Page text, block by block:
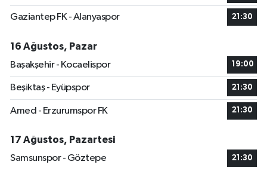
Gaziantep FK - Alanyaspor 21:30
16 Ağustos, Pazar
Başakşehir - Kocaelispor
19:00
Beşiktaş - Eyüpspor 21:30
Amed - Erzurumspor FK 21:30
17 Ağustos, Pazartesi
Samsunspor - Göztepe
21:30